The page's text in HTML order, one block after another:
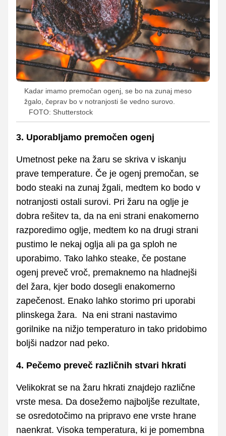
Kadar imamo premočan ogenj, se bo na zunaj meso
žgalo, čeprav bo v notranjosti še vedno surovo.
FOTO: Shutterstock
3. Uporabljamo premočen ogenj
Umetnost peke na žaru se skriva v iskanju
prave temperature. Če je ogenj premočan, se
bodo steaki na zunaj žgali, medtem ko bodo v
notranjosti ostali surovi. Pri žaru na oglje je
dobra rešitev ta, da na eni strani enakomerno
razporedimo oglje, medtem ko na drugi strani
pustimo le nekaj oglja ali pa ga sploh ne
uporabimo. Tako lahko steake, če postane
ogenj preveč vroč, premaknemo na hladnejši
del žara, kjer bodo dosegli enakomerno
zapečenost. Enako lahko storimo pri uporabi
plinskega žara. Na eni strani nastavimo
gorilnike na nižjo temperaturo in tako pridobimo
boljši nadzor nad peko.
4. Pečemo preveč različnih stvari hkrati
Velikokrat se na žaru hkrati znajdejo različne
vrste mesa. Da dosežemo najboljše rezultate,
se osredotočimo na pripravo ene vrste hrane
naenkrat. Visoka temperatura, ki je pomembna